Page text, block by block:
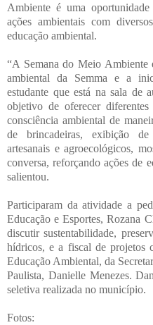
Ambiente é uma
ações ambientais com
educação ambiental.
“A Semana do Meio
ambiental da Semma e a
estudante que está na sala de
objetivo de oferecer
consciência ambiental de
de brincadeiras, exibição
artesanais e agroecológicos,
conversa, reforçando ações de
salientou.
Participaram da atividade a
Educação e Esportes, Rozana
discutir sustentabilidade,
hídricos, e a fiscal de projetos
Educação Ambiental, da
Paulista, Danielle Menezes.
seletiva realizada no município.
Fotos: